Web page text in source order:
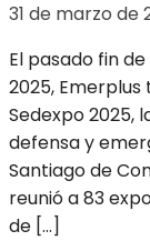
31 de marzo de
El pasado fin
2025,
Sedexpo 2025,
defensa y
Santiago de
reunió a 83
de […]